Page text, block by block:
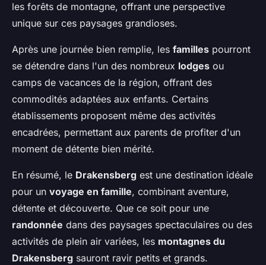
les forêts de montagne, offrant une perspective
unique sur ces paysages grandioses.
Après une journée bien remplie, les familles pourront
se détendre dans l'un des nombreux lodges ou
camps de vacances de la région, offrant des
commodités adaptées aux enfants. Certains
établissements proposent même des activités
encadrées, permettant aux parents de profiter d'un
moment de détente bien mérité.
En résumé, le Drakensberg est une destination idéale
pour un voyage en famille, combinant aventure,
détente et découverte. Que ce soit pour une
randonnée dans des paysages spectaculaires ou des
activités de plein air variées, les montagnes du
Drakensberg sauront ravir petits et grands.